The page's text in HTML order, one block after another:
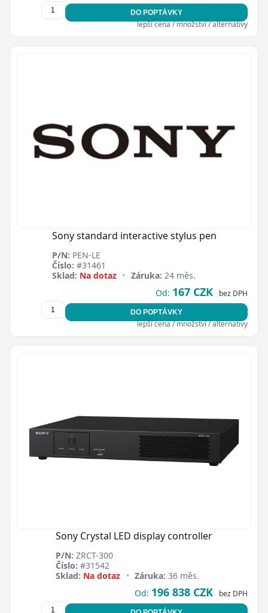
DO POPTÁVKY
lepší cena / množství / alternativy
Sony standard interactive stylus pen
P/N: PEN-LE
Číslo: #31461
Sklad: Na dotaz • Záruka: 24 měs.
Od: 167 CZK bez DPH
DO POPTÁVKY
lepší cena / množství / alternativy
Sony Crystal LED display controller
P/N: ZRCT-300
Číslo: #31542
Sklad: Na dotaz • Záruka: 36 měs.
Od: 196 838 CZK bez DPH